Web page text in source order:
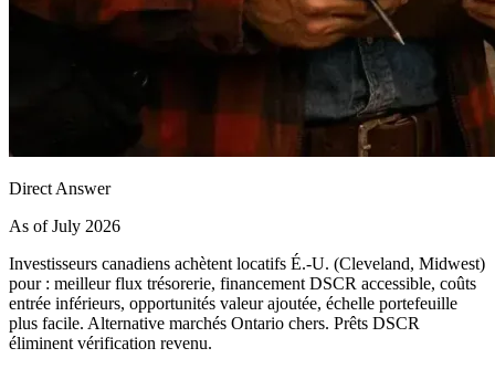
Direct Answer
As of July 2026
Investisseurs canadiens achètent locatifs É.-U. (Cleveland, Midwest)
pour : meilleur flux trésorerie, financement DSCR accessible, coûts
entrée inférieurs, opportunités valeur ajoutée, échelle portefeuille
plus facile. Alternative marchés Ontario chers. Prêts DSCR
éliminent vérification revenu.